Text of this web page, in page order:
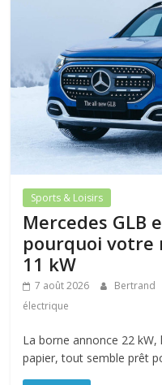
Sports & Loisirs
Mercedes GLB
pourquoi votre
11 kW
7 août 2026 Bertrand
électrique
La borne annonce 22 kW,
papier, tout semble prêt